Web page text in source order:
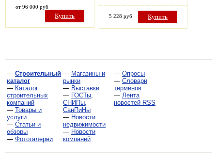
от 96 000 руб
Купить 5 228 руб Купить
— Строительный
каталог
— Каталог
строительных
компаний
— Товары и
услуги
— Статьи и
обзоры
— Фотогалереи
— Магазины и
рынки
— Выставки
— ГОСТы,
СНИПы,
СанПиНы
— Новости
недвижимости
— Новости
компаний
— Опросы
— Словари
терминов
— Лента
новостей RSS